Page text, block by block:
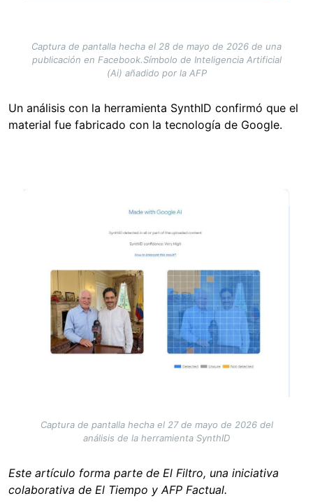
Captura de pantalla hecha el 28 de mayo de 2026 de una
publicación en Facebook.Símbolo de Inteligencia Artificial
(Ai) añadido por la AFP
Un análisis con la herramienta SynthID confirmó que el
material fue fabricado con la tecnología de Google.
Captura de pantalla hecha el 27 de mayo de 2026 del
análisis de la herramienta SynthID
Este artículo forma parte de El Filtro, una iniciativa
colaborativa de El Tiempo y AFP Factual.